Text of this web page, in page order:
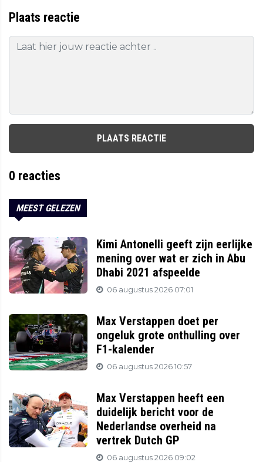
Plaats reactie
PLAATS REACTIE
0 reacties
MEEST GELEZEN
Kimi Antonelli geeft zijn eerlijke
mening over wat er zich in Abu
Dhabi 2021 afspeelde
06 augustus 2026 07:01
Max Verstappen doet per
ongeluk grote onthulling over
F1-kalender
06 augustus 2026 10:57
Max Verstappen heeft een
duidelijk bericht voor de
Nederlandse overheid na
vertrek Dutch GP
06 augustus 2026 09:02